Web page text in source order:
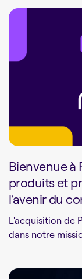
Bienvenue à
produits et
l’avenir du
L'acquisition de
dans notre